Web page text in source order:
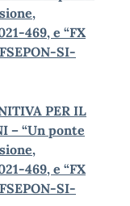
469, e “FX
SI-
PER IL
– “Un ponte
469, e “FX
SI-